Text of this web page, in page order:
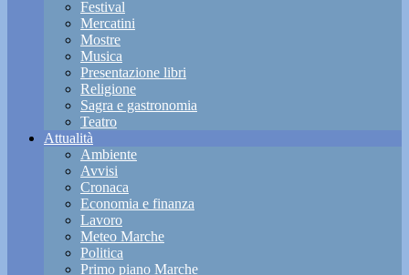
Festival
Mercatini
Mostre
Musica
Presentazione libri
Religione
Sagra e gastronomia
Teatro
Attualità
Ambiente
Avvisi
Cronaca
Economia e finanza
Lavoro
Meteo Marche
Politica
Primo piano Marche